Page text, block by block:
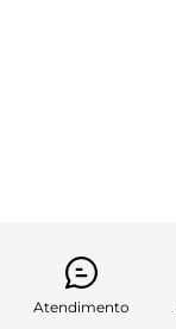
Atendimento